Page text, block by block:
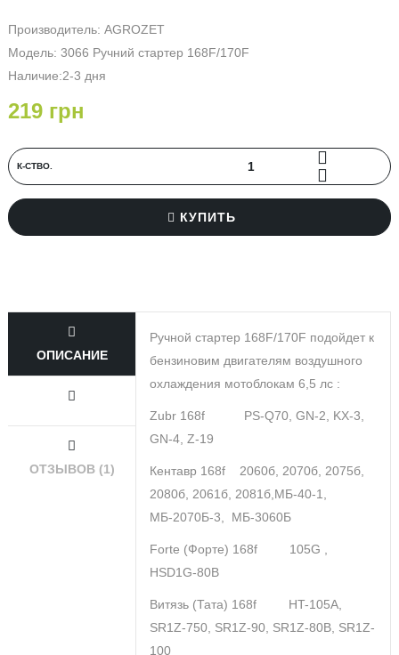
Производитель: AGROZET
Модель: 3066 Ручний стартер 168F/170F
Наличие:2-3 дня
219 грн
К-СТВО.
КУПИТЬ
ОПИСАНИЕ
ОТЗЫВОВ (1)
Ручной стартер 168F/170F подойдет к
бензиновим двигателям воздушного
охлаждения мотоблокам 6,5 лс :
Zubr 168f PS-Q70, GN-2, KX-3,
GN-4, Z-19
Кентавр 168f 2060б, 2070б, 2075б,
2080б, 2061б, 2081б,МБ-40-1,
МБ-2070Б-3, МБ-3060Б
Forte (Форте) 168f 105G ,
HSD1G-80B
Витязь (Тата) 168f HT-105A,
SR1Z-750, SR1Z-90, SR1Z-80B, SR1Z-
100